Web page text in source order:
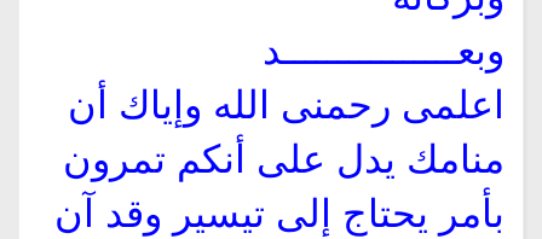
وبعــــــــــــــــد
اعلمى رحمنى الله وإياك أن
منامك يدل على أنكم تمرون
بأمر يحتاج إلى تيسير وقد آن